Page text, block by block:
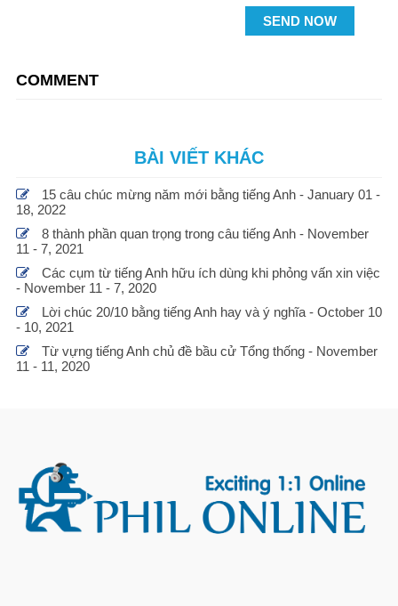
SEND NOW
COMMENT
BÀI VIẾT KHÁC
15 câu chúc mừng năm mới bằng tiếng Anh - January 01 -
18, 2022
8 thành phần quan trọng trong câu tiếng Anh - November
11 - 7, 2021
Các cụm từ tiếng Anh hữu ích dùng khi phỏng vấn xin việc
- November 11 - 7, 2020
Lời chúc 20/10 bằng tiếng Anh hay và ý nghĩa - October 10
- 10, 2021
Từ vựng tiếng Anh chủ đề bầu cử Tổng thống - November
11 - 11, 2020